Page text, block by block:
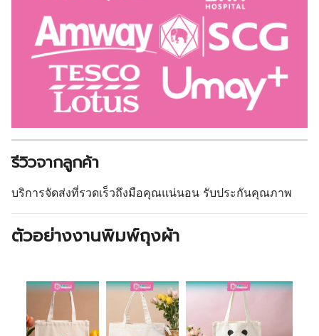
รีวิวจากลูกค้า
บริการจัดส่งที่รวดเร็วถึงมือคุณแน่นอน รับประกันคุณภาพ
ตัวอย่างงานพิมพ์ถุงผ้า